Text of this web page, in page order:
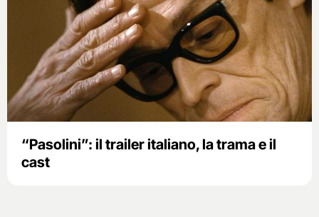
“Pasolini”: il trailer italiano, la trama e il
cast